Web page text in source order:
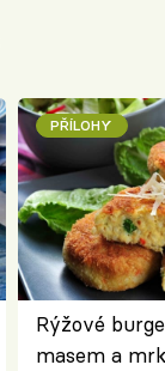
PŘÍLOHY
Rýžové
masem a